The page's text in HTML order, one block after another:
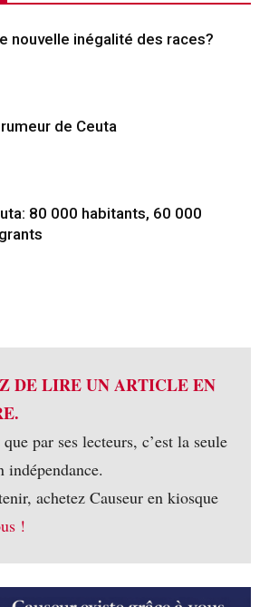
nouvelle inégalité des races?
de Ceuta
80 000 habitants, 60 000
DE LIRE UN ARTICLE EN
par ses lecteurs, c’est la seule
indépendance.
achetez Causeur en kiosque
!